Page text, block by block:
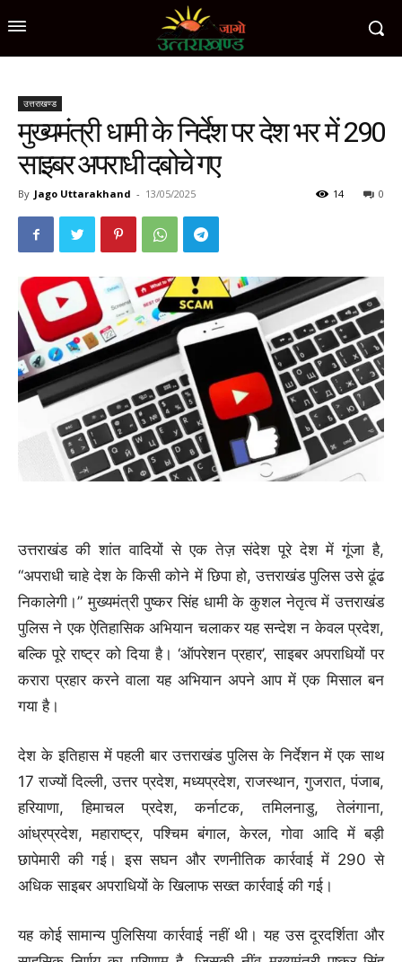
उत्तराखण्ड
मुख्यमंत्री धामी के निर्देश पर देश भर में 290
साइबर अपराधी दबोचे गए
By Jago Uttarakhand - 13/05/2025 0
14
उत्तराखंड की शांत वादियों से एक तेज़ संदेश पूरे देश में गूंजा है,
“अपराधी चाहे देश के किसी कोने में छिपा हो, उत्तराखंड पुलिस उसे ढूंढ
निकालेगी।” मुख्यमंत्री पुष्कर सिंह धामी के कुशल नेतृत्व में उत्तराखंड
पुलिस ने एक ऐतिहासिक अभियान चलाकर यह सन्देश न केवल प्रदेश,
बल्कि पूरे राष्ट्र को दिया है। ‘ऑपरेशन प्रहार’, साइबर अपराधियों पर
करारा प्रहार करने वाला यह अभियान अपने आप में एक मिसाल बन
गया है।
देश के इतिहास में पहली बार उत्तराखंड पुलिस के निर्देशन में एक साथ
17 राज्यों दिल्ली, उत्तर प्रदेश, मध्यप्रदेश, राजस्थान, गुजरात, पंजाब,
हरियाणा, हिमाचल प्रदेश, कर्नाटक, तमिलनाडु, तेलंगाना,
आंध्रप्रदेश, महाराष्ट्र, पश्चिम बंगाल, केरल, गोवा आदि में बड़ी
छापेमारी की गई। इस सघन और रणनीतिक कार्रवाई में 290 से
अधिक साइबर अपराधियों के खिलाफ सख्त कार्रवाई की गई।
यह कोई सामान्य पुलिसिया कार्रवाई नहीं थी। यह उस दूरदर्शिता और